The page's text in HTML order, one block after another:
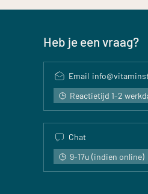
Heb je een vraag?
Email
Reactietijd 1-2
Chat
9-17u (indien online)